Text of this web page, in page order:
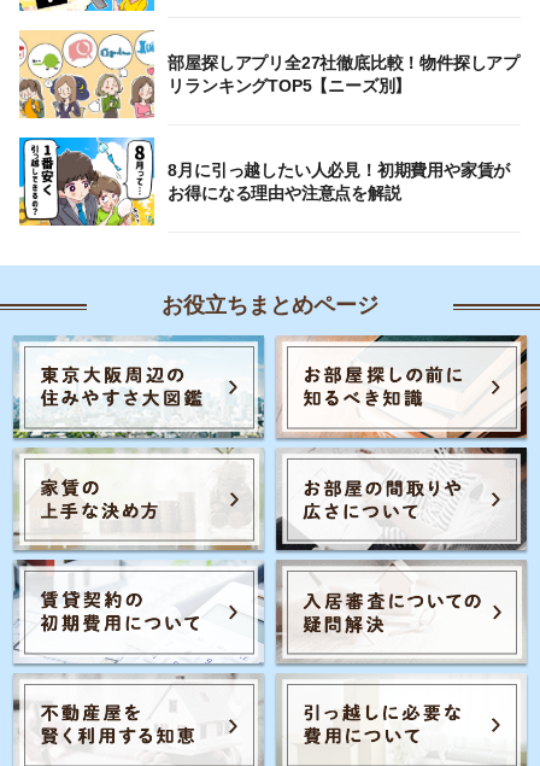
部屋探しアプリ全27社徹底比較！物件探しアプ
リランキングTOP5【ニーズ別】
8月に引っ越したい人必見！初期費用や家賃が
お得になる理由や注意点を解説
お役立ちまとめページ